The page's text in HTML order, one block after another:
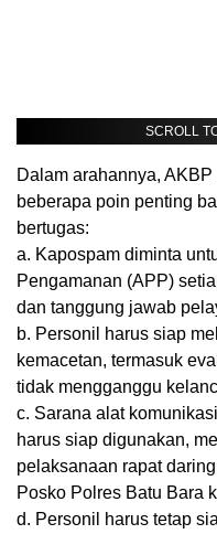
SCROLL
Dalam arahannya,
beberapa poin penting
bertugas:
a. Kapospam diminta
Pengamanan (APP)
dan tanggung jawab
b. Personil harus siap
kemacetan, termasuk
tidak mengganggu
c. Sarana alat
harus siap digunakan,
pelaksanaan rapat
Posko Polres Batu Bara
d. Personil harus tetap